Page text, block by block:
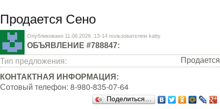
Продается Сено
Опубликовано 11.06.2026 :13-14 пользователем katty
ОБЪЯВЛЕНИЕ #788847:
Тип предложения: Продается
КОНТАКТНАЯ ИНФОРМАЦИЯ:
Сотовый телефон: 8-980-835-07-64
Поделиться…